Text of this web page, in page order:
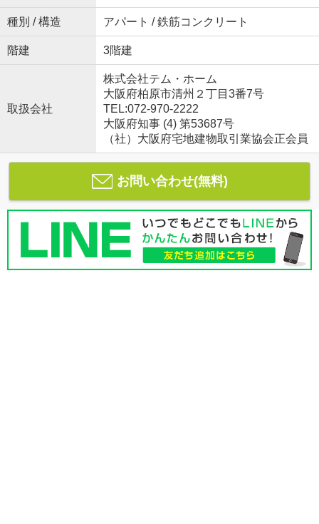
種別 / 構造 アパート / 鉄筋コンクリート
階建 3階建
取扱会社
株式会社テム・ホーム
大阪府柏原市清州２丁目3番7号
TEL:072-970-2222
大阪府知事 (4) 第53687号
（社）大阪府宅地建物取引業協会正会員
お問い合わせ(無料)